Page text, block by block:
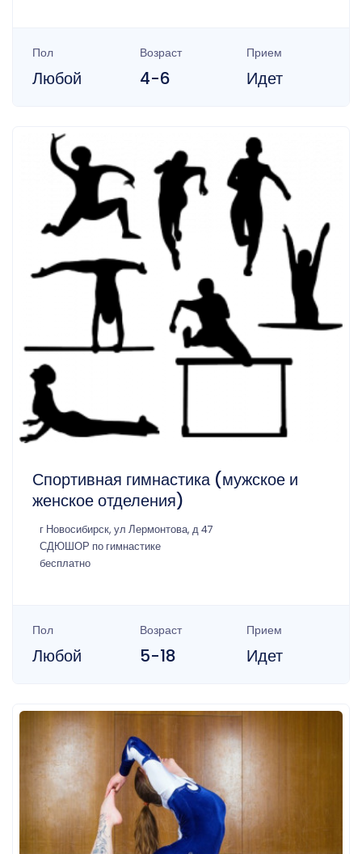
Пол
Любой
Возраст
4-6
Прием
Идет
Спортивная гимнастика (мужское и
женское отделения)
г Новосибирск, ул Лермонтова, д 47
СДЮШОР по гимнастике
бесплатно
Пол
Любой
Возраст
5-18
Прием
Идет